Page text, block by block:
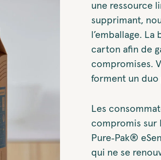
une ressource
supprimant,
l’emballage.
carton afin de
compromises.
forment un duo
Les
compromis sur
Pure‑Pak®
qui ne se